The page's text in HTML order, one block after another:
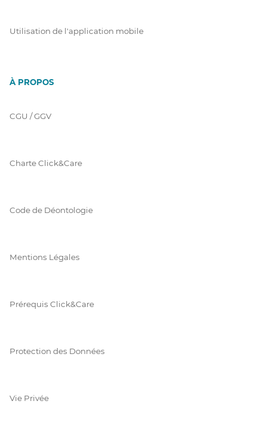
Utilisation de l'application mobile
À PROPOS
CGU / GGV
Charte Click&Care
Code de Déontologie
Mentions Légales
Prérequis Click&Care
Protection des Données
Vie Privée